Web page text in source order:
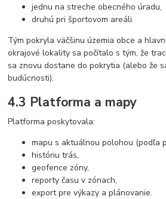
jednu na streche obecného úradu,
druhú pri športovom areáli.
Tým pokryla väčšinu územia obce a
okrajové lokality sa počítalo s tým, že
sa znovu dostane do pokrytia (alebo že
budúcnosti).
4.3 Platforma a mapy
Platforma poskytovala:
mapu s aktuálnou polohou (podľa
históriu trás,
geofence zóny,
reporty času v zónach,
export pre výkazy a plánovanie.